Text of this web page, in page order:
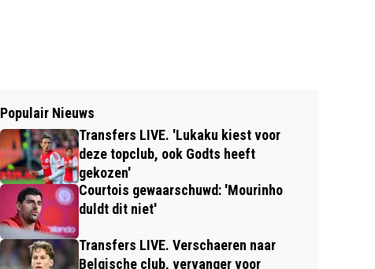
Populair Nieuws
Transfers LIVE. 'Lukaku kiest voor
deze topclub, ook Godts heeft
gekozen'
Courtois gewaarschuwd: 'Mourinho
duldt dit niet'
Transfers LIVE. Verschaeren naar
Belgische club, vervanger voor